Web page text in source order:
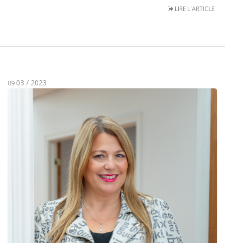
LIRE L'ARTICLE
09 03 / 2023